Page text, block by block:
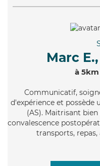
Marc E.,
à 5km
Communicatif,
d'expérience et possède
(AS). Maitrisant
convalescence
transports,